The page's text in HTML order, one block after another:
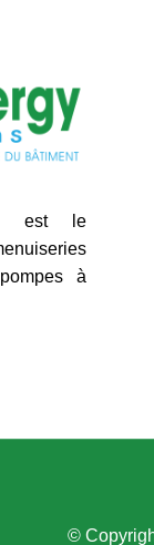
est le
à
©